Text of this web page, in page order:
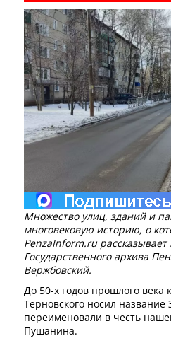
Множество улиц, зданий и
многовековую историю, о
PenzaInform.ru
Государственного архива
Вержбовский.
До 50-х годов прошлого века
Терновского носил
переименовали в честь
Пушанина.